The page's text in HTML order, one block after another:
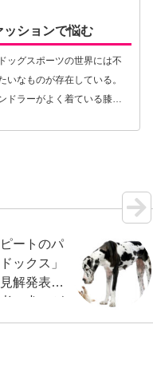
ッションで悩む
ッグスポーツの世界には不
いなものが存在している。
ドラーがよく着ている膝上
ピートのパ
ックス」
解発表で
、犬のが
ついて